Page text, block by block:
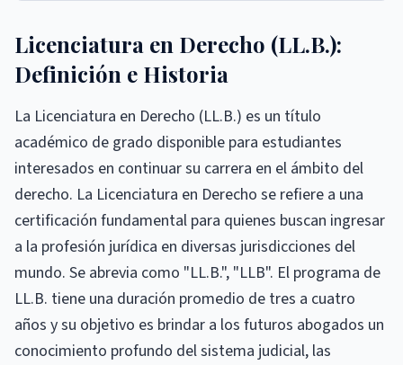
Licenciatura en Derecho (LL.B.):
Definición e Historia
La Licenciatura en Derecho (LL.B.) es un título
académico de grado disponible para estudiantes
interesados ​​en continuar su carrera en el ámbito del
derecho. La Licenciatura en Derecho se refiere a una
certificación fundamental para quienes buscan ingresar
a la profesión jurídica en diversas jurisdicciones del
mundo. Se abrevia como "LL.B.", "LLB". El programa de
LL.B. tiene una duración promedio de tres a cuatro
años y su objetivo es brindar a los futuros abogados un
conocimiento profundo del sistema judicial, las